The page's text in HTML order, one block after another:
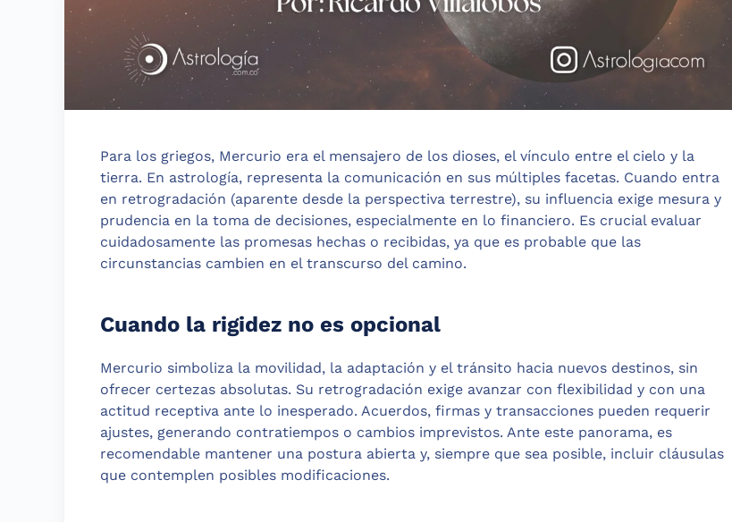
Para los griegos, Mercurio era el mensajero de los dioses, el vínculo entre el cielo y la
tierra. En astrología, representa la comunicación en sus múltiples facetas. Cuando entra
en retrogradación (aparente desde la perspectiva terrestre), su influencia exige mesura y
prudencia en la toma de decisiones, especialmente en lo financiero. Es crucial evaluar
cuidadosamente las promesas hechas o recibidas, ya que es probable que las
circunstancias cambien en el transcurso del camino.
Cuando la rigidez no es opcional
Mercurio simboliza la movilidad, la adaptación y el tránsito hacia nuevos destinos, sin
ofrecer certezas absolutas. Su retrogradación exige avanzar con flexibilidad y con una
actitud receptiva ante lo inesperado. Acuerdos, firmas y transacciones pueden requerir
ajustes, generando contratiempos o cambios imprevistos. Ante este panorama, es
recomendable mantener una postura abierta y, siempre que sea posible, incluir cláusulas
que contemplen posibles modificaciones.